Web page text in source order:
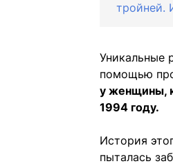
тройней.
Уникальные
помощью
у женщины,
1994 году.
История
пыталась